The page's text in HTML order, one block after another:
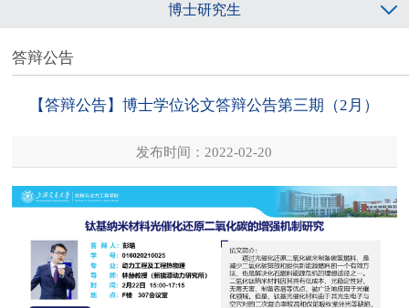
博士研究生
答辩公告
【答辩公告】博士学位论文答辩公告第三期（2月）
发布时间：2022-02-20